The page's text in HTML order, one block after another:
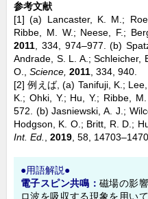
参考文献
[1] (a) Lancaster, K. M.;
Ribbe, M. W.; Neese, F.;
2011, 334, 974–977. (b)
Andrade, S. L. A.; Schleicher,
O., Science, 2011, 334, 940.
[2] 例えば, (a) Tanifuji, K.;
K.; Ohki, Y.; Hu, Y.; Ribbe, M.
572. (b) Jasniewski, A. J.;
Hodgson, K. O.; Britt, R. D.;
Int. Ed., 2019, 58,
●用語解説●
電子スピン共鳴：磁場の影
ロ波を吸収する現象を用い